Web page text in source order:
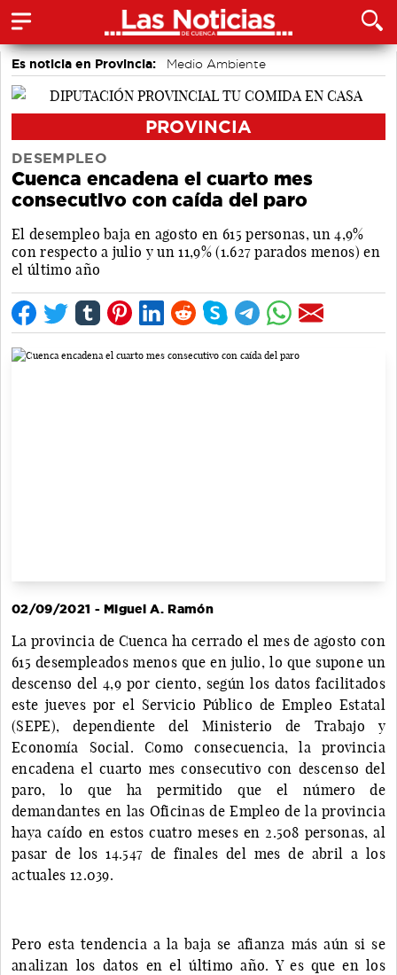
Es noticia en Provincia:
Medio Ambiente
accidentes laborales
PROVINCIA
DESEMPLEO
Cuenca encadena el cuarto mes
consecutivo con caída del paro
El desempleo baja en agosto en 615 personas, un 4,9%
con respecto a julio y un 11,9% (1.627 parados menos) en
el último año
02/09/2021 - Miguel A. Ramón
La provincia de Cuenca ha cerrado el mes de agosto con
615 desempleados menos que en julio, lo que supone un
descenso del 4,9 por ciento, según los datos facilitados
este jueves por el Servicio Público de Empleo Estatal
(SEPE), dependiente del Ministerio de Trabajo y
Economía Social. Como consecuencia, la provincia
encadena el cuarto mes consecutivo con descenso del
paro, lo que ha permitido que el número de
demandantes en las Oficinas de Empleo de la provincia
haya caído en estos cuatro meses en 2.508 personas, al
pasar de los 14.547 de finales del mes de abril a los
actuales 12.039.
Pero esta tendencia a la baja se afianza más aún si se
analizan los datos en el último año. Y es que en los